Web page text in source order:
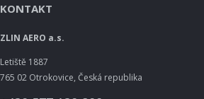
KONTAKT
ZLIN AERO a.s.
Letiště 1887
765 02 Otrokovice, Česká republika